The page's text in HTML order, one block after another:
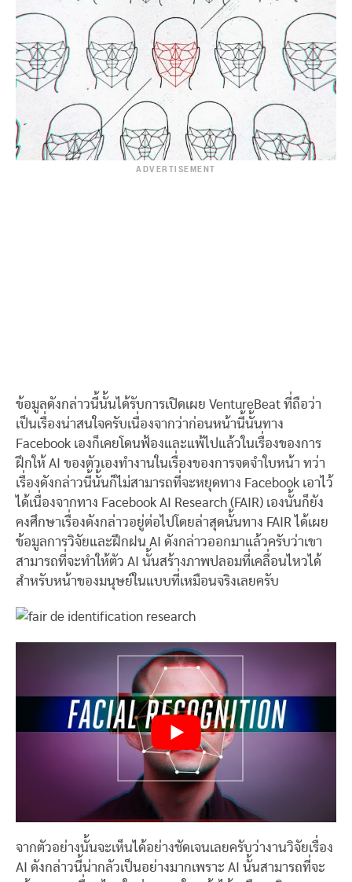
ADVERTISEMENT
ข้อมูลดังกล่าวนี้นั้นได้รับการเปิดเผย VentureBeat ที่ถือว่า
เป็นเรื่องน่าสนใจครับเนื่องจากว่าก่อนหน้านี้นั้นทาง
Facebook เองก็เคยโดนฟ้องและแพ้ไปแล้วในเรื่องของการ
ฝึกให้ AI ของตัวเองทำงานในเรื่องของการจดจำใบหน้า ทว่า
เรื่องดังกล่าวนี้นั้นก็ไม่สามารถที่จะหยุดทาง Facebook เอาไว้
ได้เนื่องจากทาง Facebook AI Research (FAIR) เองนั้นก็ยัง
คงศึกษาเรื่องดังกล่าวอยู่ต่อไปโดยล่าสุดนั้นทาง FAIR ได้เผย
ข้อมูลการวิจัยและฝึกฝน AI ดังกล่าวออกมาแล้วครับว่าเขา
สามารถที่จะทำให้ตัว AI นั้นสร้างภาพปลอมที่เคลื่อนไหวได้
สำหรับหน้าของมนุษย์ในแบบที่เหมือนจริงเลยครับ
จากตัวอย่างนั้นจะเห็นได้อย่างชัดเจนเลยครับว่างานวิจัยเรื่อง
AI ดังกล่าวนี้น่ากลัวเป็นอย่างมากเพราะ AI นั้นสามารถที่จะ